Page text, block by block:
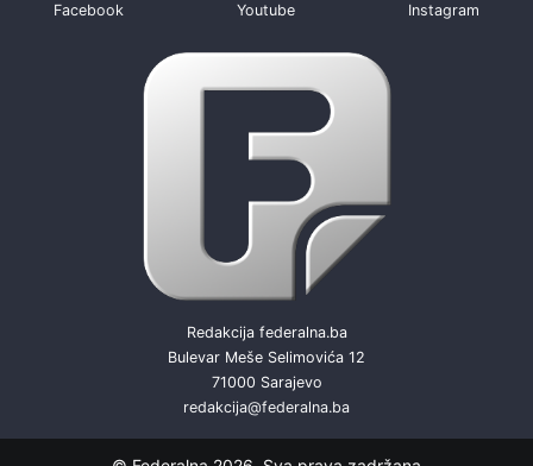
Facebook Youtube Instagram
Redakcija federalna.ba
Bulevar Meše Selimovića 12
71000 Sarajevo
redakcija@federalna.ba